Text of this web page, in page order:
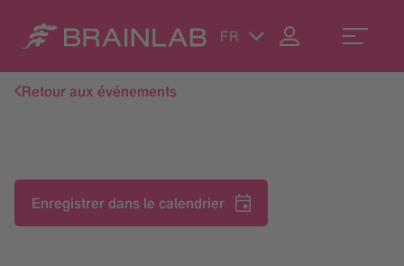
FR
Retour aux événements
Enregistrer dans le calendrier